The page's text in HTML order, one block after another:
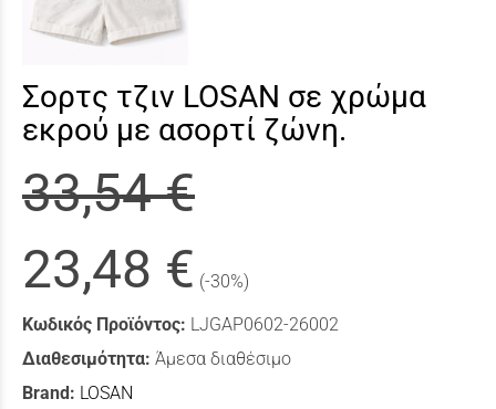
Σορτς τζιν LOSAN σε χρώμα
εκρού με ασορτί ζώνη.
33,54 €
23,48 € (-30%)
Κωδικός Προϊόντος: LJGAP0602-26002
Διαθεσιμότητα: Άμεσα διαθέσιμο
Brand: LOSAN